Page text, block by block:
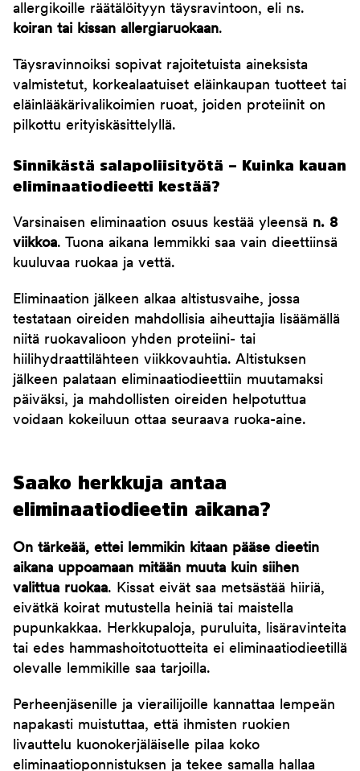
allergikoille räätälöityyn täysravintoon, eli ns.
koiran tai kissan allergiaruokaan.
Täysravinnoiksi sopivat rajoitetuista aineksista
valmistetut, korkealaatuiset eläinkaupan tuotteet tai
eläinlääkärivalikoimien ruoat, joiden proteiinit on
pilkottu erityiskäsittelyllä.
Sinnikästä salapoliisityötä – Kuinka kauan
eliminaatiodieetti kestää?
Varsinaisen eliminaation osuus kestää yleensä n. 8
viikkoa. Tuona aikana lemmikki saa vain dieettiinsä
kuuluvaa ruokaa ja vettä.
Eliminaation jälkeen alkaa altistusvaihe, jossa
testataan oireiden mahdollisia aiheuttajia lisäämällä
niitä ruokavalioon yhden proteiini- tai
hiilihydraattilähteen viikkovauhtia. Altistuksen
jälkeen palataan eliminaatiodieettiin muutamaksi
päiväksi, ja mahdollisten oireiden helpotuttua
voidaan kokeiluun ottaa seuraava ruoka-aine.
Saako herkkuja antaa
eliminaatiodieetin aikana?
On tärkeää, ettei lemmikin kitaan pääse dieetin
aikana uppoamaan mitään muuta kuin siihen
valittua ruokaa. Kissat eivät saa metsästää hiiriä,
eivätkä koirat mutustella heiniä tai maistella
pupunkakkaa. Herkkupaloja, puruluita, lisäravinteita
tai edes hammashoitotuotteita ei eliminaatiodieetillä
olevalle lemmikille saa tarjoilla.
Perheenjäsenille ja vierailijoille kannattaa lempeän
napakasti muistuttaa, että ihmisten ruokien
livauttelu kuonokerjäläiselle pilaa koko
eliminaatioponnistuksen ja tekee samalla hallaa